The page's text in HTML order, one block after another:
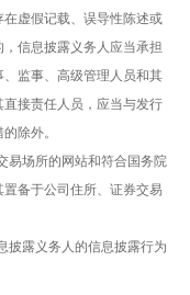
虚假记载、误导性陈述或
信息披露义务人应当承担
监事、高级管理人员和其
接责任人员，应当与发行
除外。
场所的网站和符合国务院
备于公司住所、证券交易
露义务人的信息披露行为